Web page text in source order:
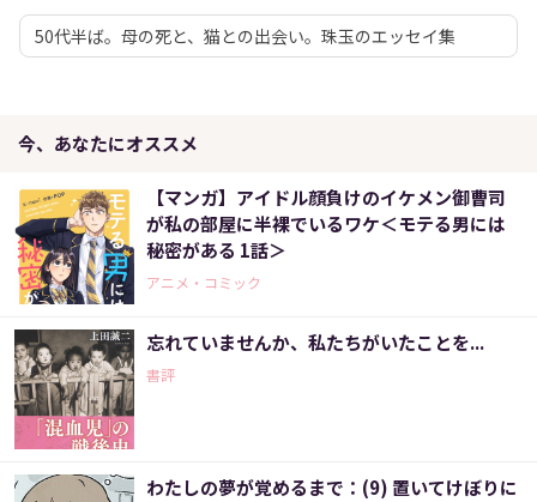
50代半ば。母の死と、猫との出会い。珠玉のエッセイ集
今、あなたにオススメ
【マンガ】アイドル顔負けのイケメン御曹司
が私の部屋に半裸でいるワケ＜モテる男には
秘密がある 1話＞
アニメ・コミック
忘れていませんか、私たちがいたことを...
書評
わたしの夢が覚めるまで：(9) 置いてけぼりに